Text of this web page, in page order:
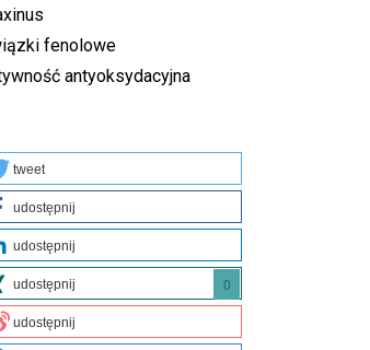
fenolowe
antyoksydacyjna
tweet
udostępnij
udostępnij
udostępnij 0
udostępnij